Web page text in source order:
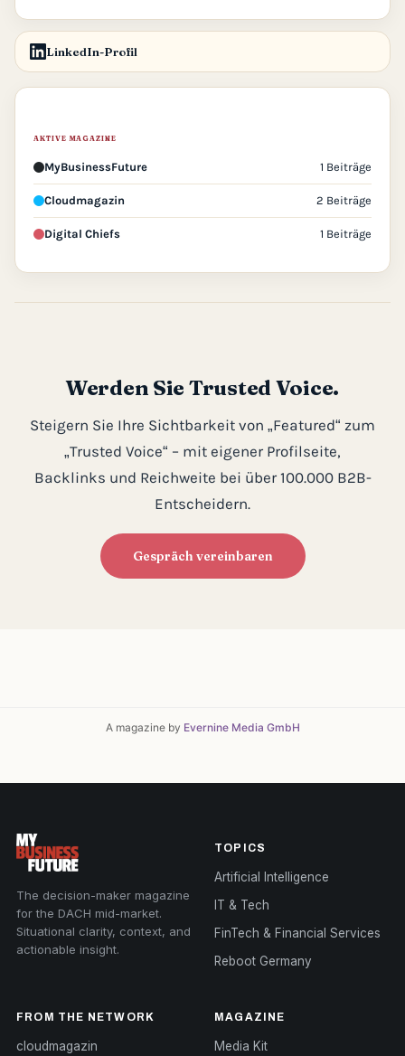
LinkedIn-Profil
AKTIVE MAGAZINE
MyBusinessFuture 1 Beiträge
Cloudmagazin 2 Beiträge
Digital Chiefs 1 Beiträge
Werden Sie Trusted Voice.
Steigern Sie Ihre Sichtbarkeit von „Featured“ zum
„Trusted Voice“ – mit eigener Profilseite,
Backlinks und Reichweite bei über 100.000 B2B-
Entscheidern.
Gespräch vereinbaren
A magazine by Evernine Media GmbH
The decision-maker magazine
for the DACH mid-market.
Situational clarity, context, and
actionable insight.
TOPICS
Artificial Intelligence
IT & Tech
FinTech & Financial Services
Reboot Germany
FROM THE NETWORK
cloudmagazin
MAGAZINE
Media Kit